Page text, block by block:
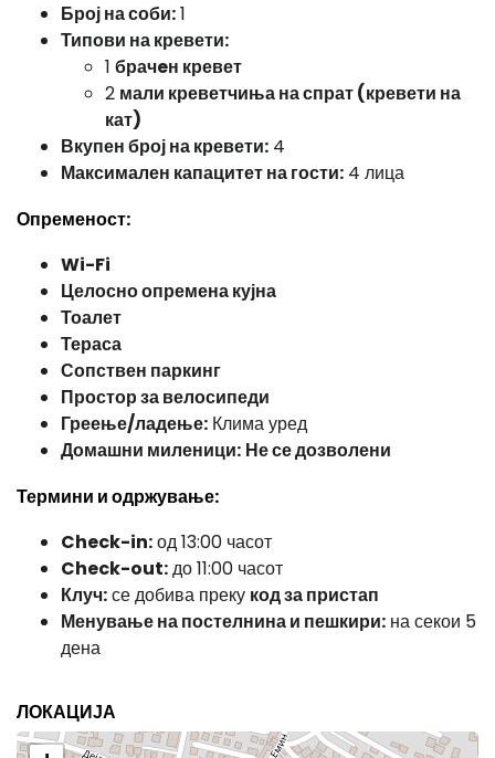
Број на соби:1
Типови на кревети:
1 брачeн кревет
2 мали креветчиња на спрат (кревети на
кат)
Вкупен број на кревети: 4
Максимален капацитет на гости: 4 лица
Опременост:
Wi-Fi
Целосно опремена кујна
Тоалет
Тераса
Сопствен паркинг
Простор за велосипеди
Греење/ладење: Клима уред
Домашни миленици: Не се дозволени
Термини и одржување:
Check-in:од 13:00 часот
Check-out:до 11:00 часот
Клуч:се добива преку код за пристап
Менување на постелнина и пешкири: на секои 5
дена
ЛОКАЦИЈА